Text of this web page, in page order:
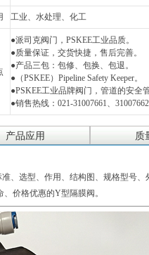
工业、水处理、化工
●派司克阀门，PSKEE工业品质。
●质量保证，交货快捷，售后完善。
●产品三包：包修、包换、包退。
●（PSKEE）Pipeline Safety Keeper。
●PSKEE工业品牌阀门，管道的安全
●销售热线：021-31007661、31007662
产品应用 质
、选型、作用、结构图、规格型号、
价格优惠的Y型隔膜阀。